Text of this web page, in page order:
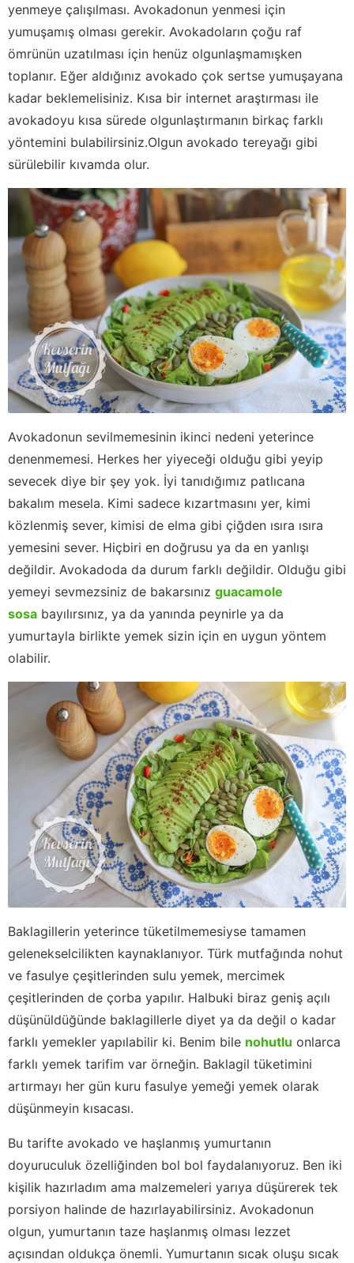
yenmeye çalışılması. Avokadonun yenmesi için
yumuşamış olması gerekir. Avokadoların çoğu raf
ömrünün uzatılması için henüz olgunlaşmamışken
toplanır. Eğer aldığınız avokado çok sertse yumuşayana
kadar beklemelisiniz. Kısa bir internet araştırması ile
avokadoyu kısa sürede olgunlaştırmanın birkaç farklı
yöntemini bulabilirsiniz.Olgun avokado tereyağı gibi
sürülebilir kıvamda olur.
Avokadonun sevilmemesinin ikinci nedeni yeterince
denenmemesi. Herkes her yiyeceği olduğu gibi yeyip
sevecek diye bir şey yok. İyi tanıdığımız patlıcana
bakalım mesela. Kimi sadece kızartmasını yer, kimi
közlenmiş sever, kimisi de elma gibi çiğden ısıra ısıra
yemesini sever. Hiçbiri en doğrusu ya da en yanlışı
değildir. Avokadoda da durum farklı değildir. Olduğu gibi
yemeyi sevmezsiniz de bakarsınız guacamole
sosa bayılırsınız, ya da yanında peynirle ya da
yumurtayla birlikte yemek sizin için en uygun yöntem
olabilir.
Baklagillerin yeterince tüketilmemesiyse tamamen
gelenekselcilikten kaynaklanıyor. Türk mutfağında nohut
ve fasulye çeşitlerinden sulu yemek, mercimek
çeşitlerinden de çorba yapılır. Halbuki biraz geniş açılı
düşünüldüğünde baklagillerle diyet ya da değil o kadar
farklı yemekler yapılabilir ki. Benim bile nohutlu onlarca
farklı yemek tarifim var örneğin. Baklagil tüketimini
artırmayı her gün kuru fasulye yemeği yemek olarak
düşünmeyin kısacası.
Bu tarifte avokado ve haşlanmış yumurtanın
doyuruculuk özelliğinden bol bol faydalanıyoruz. Ben iki
kişilik hazırladım ama malzemeleri yarıya düşürerek tek
porsiyon halinde de hazırlayabilirsiniz. Avokadonun
olgun, yumurtanın taze haşlanmış olması lezzet
açısından oldukça önemli. Yumurtanın sıcak oluşu sıcak